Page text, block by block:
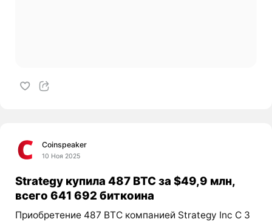
Coinspeaker
10 Ноя 2025
Strategy купила 487 BTC за $49,9 млн,
всего 641 692 биткоина
Приобретение 487 BTC компанией Strategy Inc С 3